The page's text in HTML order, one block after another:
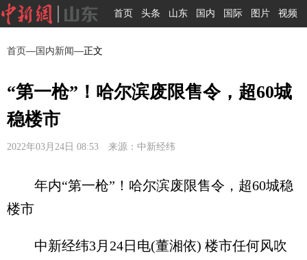
首页 头条 山东 国内 国际 图片 视频
首页— 国内新闻—正文
“第一枪”！哈尔滨废限售令，超60城
稳楼市
2022年03月24日 08:53 来源：中新经纬
年内“第一枪”！哈尔滨废限售令，超60城稳
楼市
中新经纬3月24日电(董湘依) 楼市任何风吹